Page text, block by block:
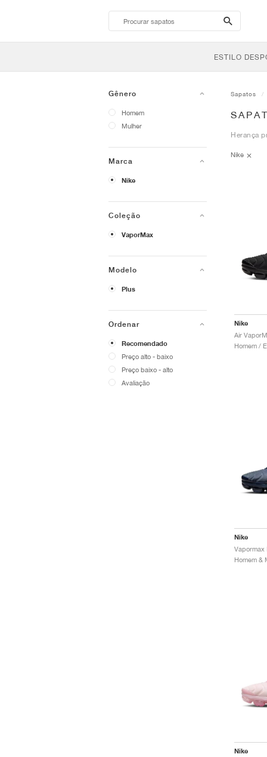
search-
btn
ESTILO
Gênero
Homem
Mulher
Marca
Nike
Coleção
VaporMax
Modelo
Plus
Ordenar
Recomendado
Preço alto - baixo
Preço baixo - alto
Avaliação
Sapatos
Herança
Nike
Nike
Air
Nike
Vapormax
Nike